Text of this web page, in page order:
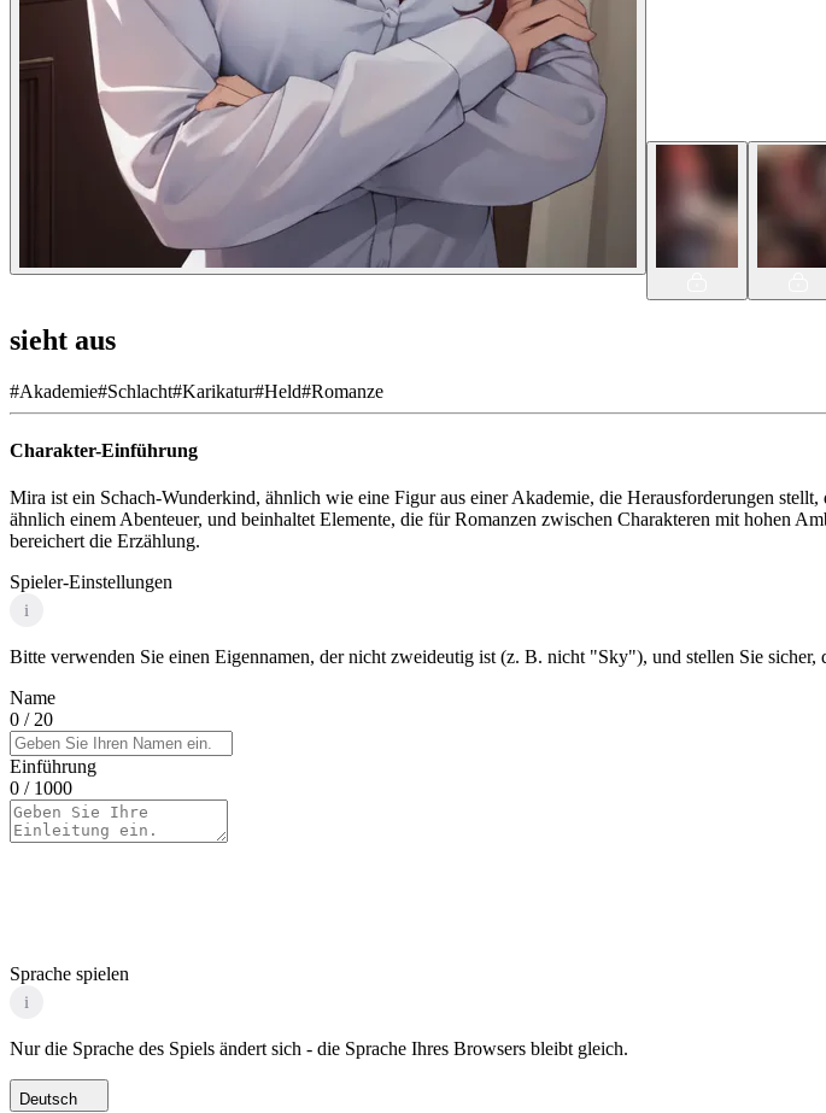
sieht aus
#Akademie#Schlacht#Karikatur#Held#Romanze
Charakter-Einführung
Mira ist ein Schach-Wunderkind, ähnlich wie eine Figur aus einer Akademie, die Herausforderungen
ähnlich einem Abenteuer, und beinhaltet Elemente, die für Romanzen zwischen Charakteren mit hohen
bereichert die Erzählung.
Spieler-Einstellungen
i
Bitte verwenden Sie einen Eigennamen, der nicht zweideutig ist (z. B. nicht "Sky"), und stellen Sie sicher,
Name
0 / 20
Einführung
0 / 1000
Sprache spielen
i
Nur die Sprache des Spiels ändert sich - die Sprache Ihres Browsers bleibt gleich.
Deutsch